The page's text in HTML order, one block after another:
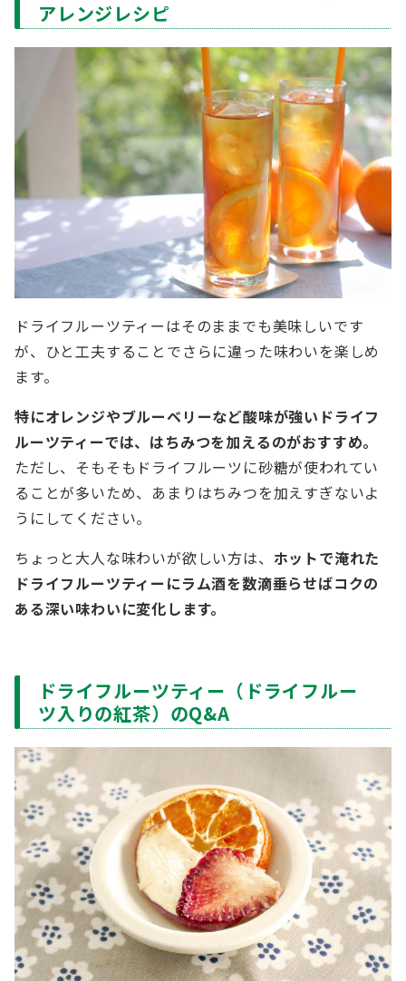
アレンジレシピ
ドライフルーツティーはそのままでも美味しいです
が、ひと工夫することでさらに違った味わいを楽しめ
ます。
特にオレンジやブルーベリーなど酸味が強いドライフ
ルーツティーでは、はちみつを加えるのがおすすめ。
ただし、そもそもドライフルーツに砂糖が使われてい
ることが多いため、あまりはちみつを加えすぎないよ
うにしてください。
ちょっと大人な味わいが欲しい方は、 ホットで淹れた
ドライフルーツティーにラム酒を数滴垂らせばコクの
ある深い味わいに変化します。
ドライフルーツティー（ドライフルー
ツ入りの紅茶）のQ&A